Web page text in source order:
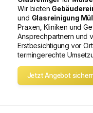
Wir bieten
und Glasreinigung
Praxen, Kliniken und
Ansprechpartnern und
Erstbesichtigung vor
termingerechte
Jetzt Angebot